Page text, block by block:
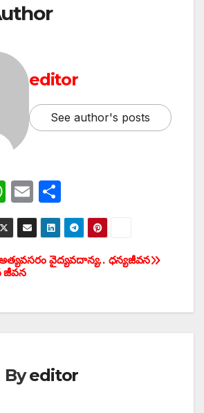
editor
See author's posts
W
h
at
s
A
E
m
ail
h
ar
e
వైద్యవదాన్య.. ధన్యజీవన
జీవన
Byeditor